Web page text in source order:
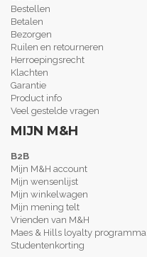
Bestellen
Betalen
Bezorgen
Ruilen en retourneren
Herroepingsrecht
Klachten
Garantie
Product info
Veel gestelde vragen
MIJN M&H
B2B
Mijn M&H account
Mijn wensenlijst
Mijn winkelwagen
Mijn mening telt
Vrienden van M&H
Maes & Hills loyalty programma
Studentenkorting